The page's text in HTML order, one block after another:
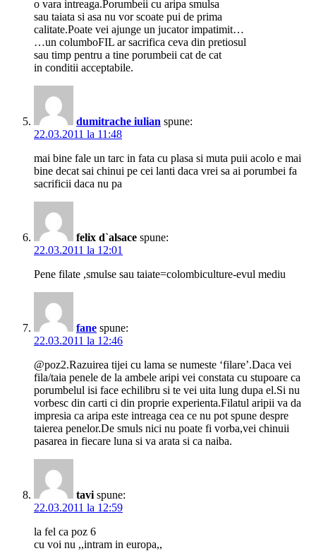
o vara intreaga.Porumbeii cu aripa smulsa
sau taiata si asa nu vor scoate pui de prima
calitate.Poate vei ajunge un jucator impatimit…
…un columboFIL ar sacrifica ceva din pretiosul
sau timp pentru a tine porumbeii cat de cat
in conditii acceptabile.
dumitrache iulian spune:
22.03.2011 la 11:48
mai bine fale un tarc in fata cu plasa si muta puii acolo e mai
bine decat sai chinui pe cei lanti daca vrei sa ai porumbei fa
sacrificii daca nu pa
felix d`alsace spune:
22.03.2011 la 12:01
Pene filate ,smulse sau taiate=colombiculture-evul mediu
fane spune:
22.03.2011 la 12:46
@poz2.Razuirea tijei cu lama se numeste ‘filare’.Daca vei
fila/taia penele de la ambele aripi vei constata cu stupoare ca
porumbelul isi face echilibru si te vei uita lung dupa el.Si nu
vorbesc din carti ci din proprie experienta.Filatul aripii va da
impresia ca aripa este intreaga cea ce nu pot spune despre
taierea penelor.De smuls nici nu poate fi vorba,vei chinuii
pasarea in fiecare luna si va arata si ca naiba.
tavi spune:
22.03.2011 la 12:59
la fel ca poz 6
cu voi nu ,,intram in europa,,